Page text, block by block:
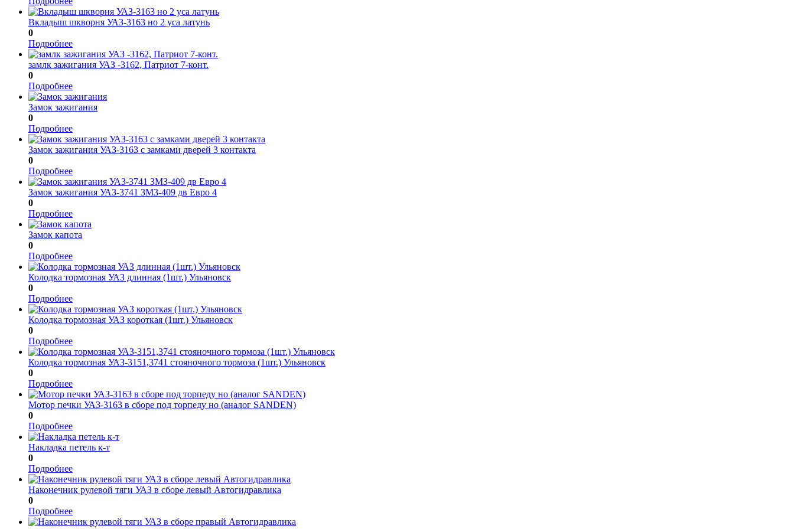
Вкладыш шкворня УАЗ-3163 но 2 уса латунь
0
Подробнее
замлк зажигания УАЗ -3162, Патриот 7-конт.
0
Подробнее
Замок зажигания
0
Подробнее
Замок зажигания УАЗ-3163 с замками дверей 3 контакта
0
Подробнее
Замок зажигания УАЗ-3741 ЗМЗ-409 дв Евро 4
0
Подробнее
Замок капота
0
Подробнее
Колодка тормозная УАЗ длинная (1шт.) Ульяновск
0
Подробнее
Колодка тормозная УАЗ короткая (1шт.) Ульяновск
0
Подробнее
Колодка тормозная УАЗ-3151,3741 стояночного тормоза (1шт.) Ульяновск
0
Подробнее
Мотор печки УАЗ-3163 в сборе под торпеду но (аналог SANDEN)
0
Подробнее
Накладка петель к-т
0
Подробнее
Наконечник рулевой тяги УАЗ в сборе левый Автогидравлика
0
Подробнее